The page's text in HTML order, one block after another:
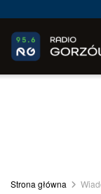
Strona główna